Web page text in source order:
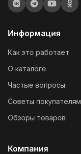
Информация
Как это работает
О каталоге
Частые вопросы
Советы покупателям
Обзоры товаров
Компания